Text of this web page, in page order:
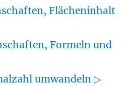
Flächeninhalt
Formeln und
umwandeln ▷